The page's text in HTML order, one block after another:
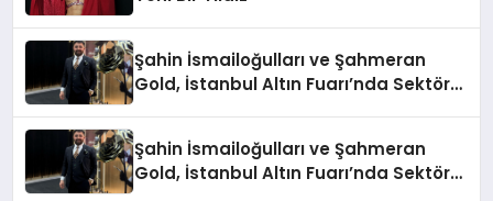
Şahin İsmailoğulları ve Şahmeran
Gold, İstanbul Altın Fuarı’nda Sektöre
Şahin İsmailoğulları ve Şahmeran
Gold, İstanbul Altın Fuarı’nda Sektöre